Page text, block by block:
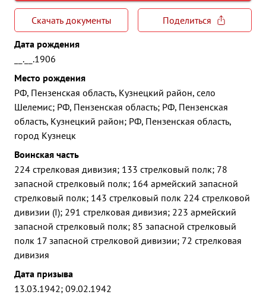
Скачать документы
Поделиться
Дата рождения
__.__.1906
Место рождения
РФ, Пензенская область, Кузнецкий район, село
Шелемис; РФ, Пензенская область; РФ, Пензенская
область, Кузнецкий район; РФ, Пензенская область,
город Кузнецк
Воинская часть
224 стрелковая дивизия; 133 стрелковый полк; 78
запасной стрелковый полк; 164 армейский запасной
стрелковый полк; 143 стрелковый полк 224 стрелковой
дивизии (I); 291 стрелковая дивизия; 223 армейский
запасной стрелковый полк; 85 запасной стрелковый
полк 17 запасной стрелковой дивизии; 72 стрелковая
дивизия
Дата призыва
13.03.1942; 09.02.1942